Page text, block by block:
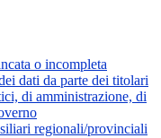
o incompleta
dati da parte dei titolari
di amministrazione, di
regionali/provinciali